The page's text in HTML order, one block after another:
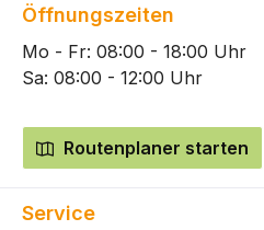
Öffnungszeiten
Mo - Fr: 08:00 - 18:00 Uhr
Sa: 08:00 - 12:00 Uhr
Routenplaner starten
Service